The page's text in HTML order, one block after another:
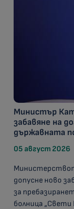
Министър
забавяне на
държавната
05 август 2026
допусне ново
за
болница „Свети